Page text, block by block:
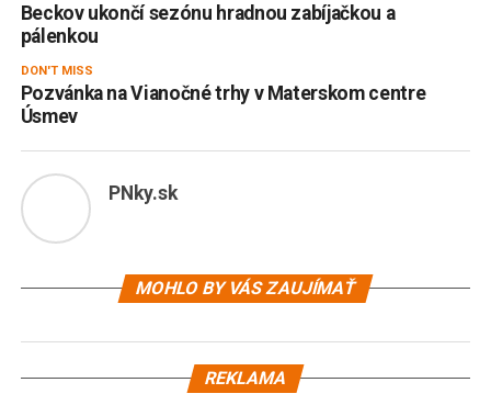
Beckov ukončí sezónu hradnou zabíjačkou a
pálenkou
DON'T MISS
Pozvánka na Vianočné trhy v Materskom centre
Úsmev
PNky.sk
MOHLO BY VÁS ZAUJÍMAŤ
REKLAMA